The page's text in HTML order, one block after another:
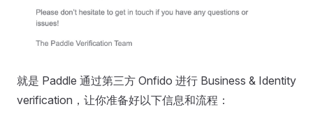
就是 Paddle 通过第三方 Onfido 进行 Business & Identity
verification，让你准备好以下信息和流程：